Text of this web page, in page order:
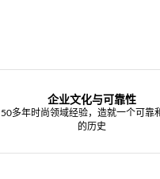
企业文化与可靠性
50多年时尚领域经验，造就一个可靠
的历史